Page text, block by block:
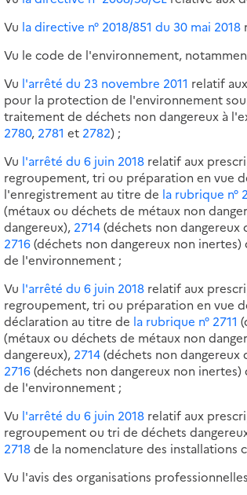
Vu la directive n° 2018/851 du 30 mai 2018
Vu le code de l'environnement,
Vu l'arrêté du 23 novembre 2011 relatif
pour la protection de l'environnement
traitement de déchets non dangereux à
2780, 2781 et 2782) ;
Vu l'arrêté du 6 juin 2018 relatif aux
regroupement, tri ou préparation en vue
l'enregistrement au titre de la rubrique n°
(métaux ou déchets de métaux non
dangereux), 2714(déchets non dangereux
2716(déchets non dangereux non
de l'environnement ;
Vu l'arrêté du 6 juin 2018 relatif aux
regroupement, tri ou préparation en vue
déclaration au titre de la rubrique n° 2711
(métaux ou déchets de métaux non
dangereux), 2714(déchets non dangereux
2716(déchets non dangereux non
de l'environnement ;
Vu l'arrêté du 6 juin 2018 relatif aux
regroupement ou tri de déchets
2718de la nomenclature des installations
Vu l'avis des organisations